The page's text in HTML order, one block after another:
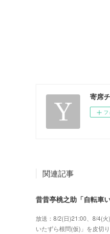
寄席
フ
関連記事
昔昔亭桃之助「自転車
放送：8/2(日)21:00、8/4(
いたずら根問(仮)」を皮切